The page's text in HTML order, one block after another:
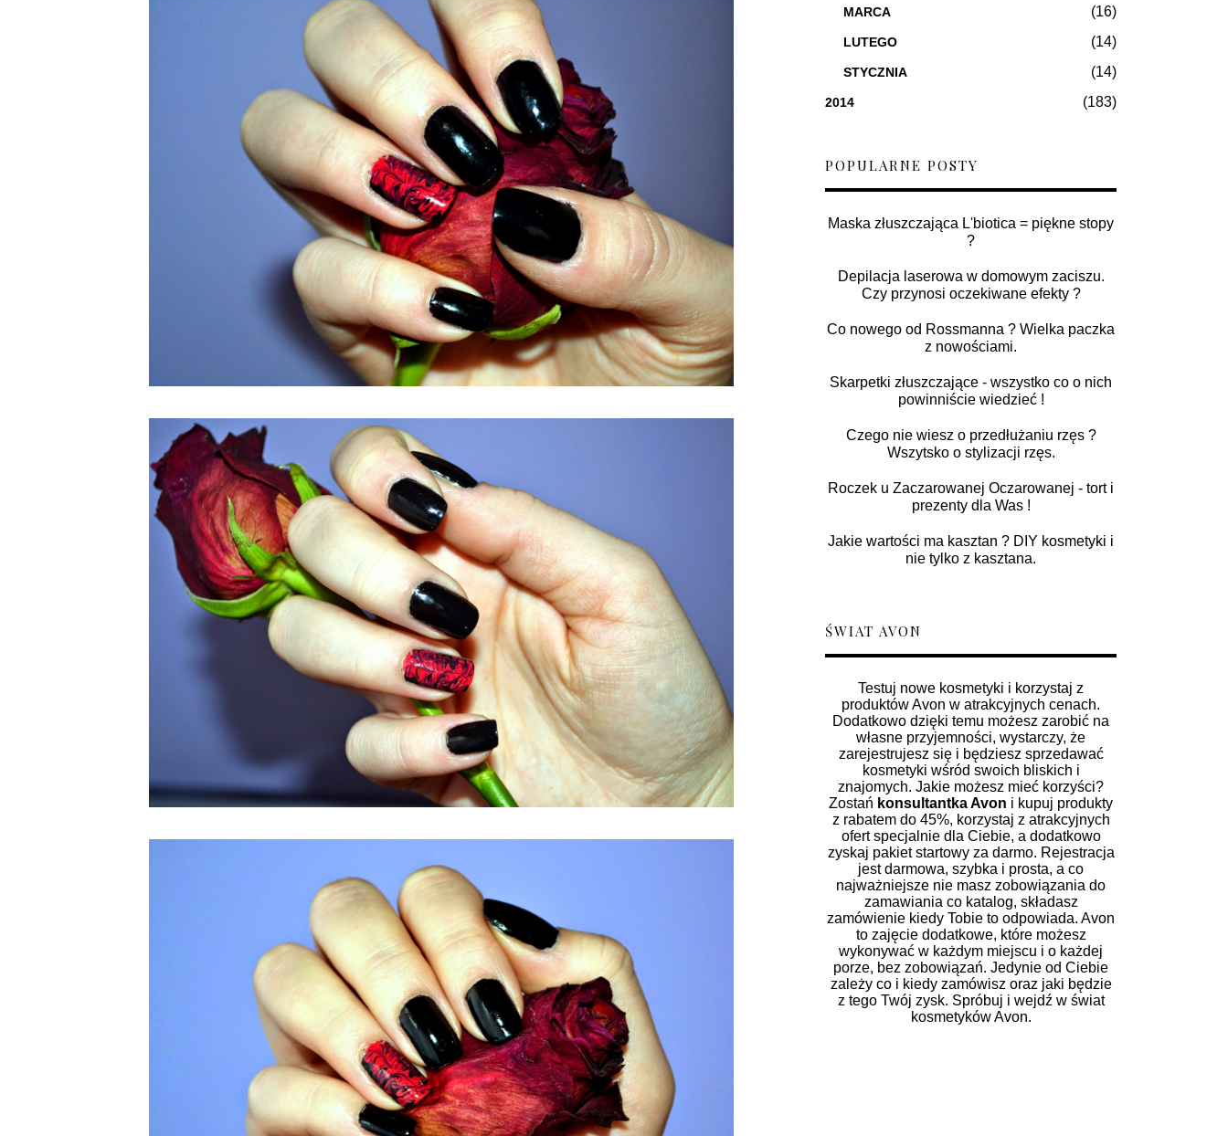
MARCA (16)
LUTEGO (14)
STYCZNIA (14)
2014 (183)
POPULARNE POSTY
Maska złuszczająca L'biotica = piękne stopy
?
Depilacja laserowa w domowym zaciszu.
Czy przynosi oczekiwane efekty ?
Co nowego od Rossmanna ? Wielka paczka
z nowościami.
Skarpetki złuszczające - wszystko co o nich
powinniście wiedzieć !
Czego nie wiesz o przedłużaniu rzęs ?
Wszytsko o stylizacji rzęs.
Roczek u Zaczarowanej Oczarowanej - tort i
prezenty dla Was !
Jakie wartości ma kasztan ? DIY kosmetyki i
nie tylko z kasztana.
ŚWIAT AVON
Testuj nowe kosmetyki i korzystaj z
produktów Avon w atrakcyjnych cenach.
Dodatkowo dzięki temu możesz zarobić na
własne przyjemności, wystarczy, że
zarejestrujesz się i będziesz sprzedawać
kosmetyki wśród swoich bliskich i
znajomych. Jakie możesz mieć korzyści?
Zostań konsultantka Avon i kupuj produkty
z rabatem do 45%, korzystaj z atrakcyjnych
ofert specjalnie dla Ciebie, a dodatkowo
zyskaj pakiet startowy za darmo. Rejestracja
jest darmowa, szybka i prosta, a co
najważniejsze nie masz zobowiązania do
zamawiania co katalog, składasz
zamówienie kiedy Tobie to odpowiada. Avon
to zajęcie dodatkowe, które możesz
wykonywać w każdym miejscu i o każdej
porze, bez zobowiązań. Jedynie od Ciebie
zależy co i kiedy zamówisz oraz jaki będzie
z tego Twój zysk. Spróbuj i wejdź w świat
kosmetyków Avon.